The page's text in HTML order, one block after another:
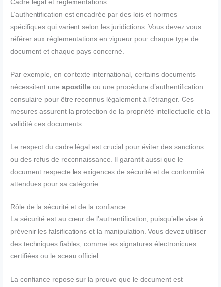
Cadre légal et réglementations
L’authentification est encadrée par des lois et normes
spécifiques qui varient selon les juridictions. Vous devez vous
référer aux réglementations en vigueur pour chaque type de
document et chaque pays concerné.
Par exemple, en contexte international, certains documents
nécessitent uneapostille ou une procédure d’authentification
consulaire pour être reconnus légalement à l’étranger. Ces
mesures assurent la protection de la propriété intellectuelle et la
validité des documents.
Le respect du cadre légal est crucial pour éviter des sanctions
ou des refus de reconnaissance. Il garantit aussi que le
document respecte les exigences de sécurité et de conformité
attendues pour sa catégorie.
Rôle de la sécurité et de la confiance
La sécurité est au cœur de l’authentification, puisqu’elle vise à
prévenir les falsifications et la manipulation. Vous devez utiliser
des techniques fiables, comme les signatures électroniques
certifiées ou le sceau officiel.
La confiance repose sur la preuve que le document est